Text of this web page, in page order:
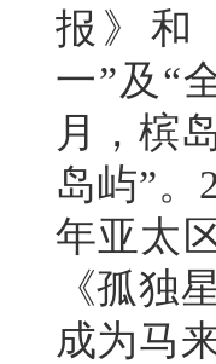
报》和
一”及“
月，槟
岛屿”。
年亚太
《孤独
成为马